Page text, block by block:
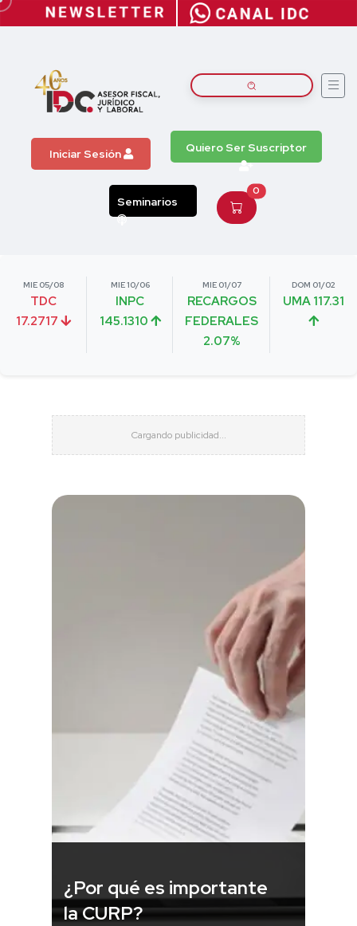
Iniciar Sesión Quiero Ser Suscriptor
Seminarios
0
MIE 05/08
TDC
17.2717
MIE 10/06
INPC
145.1310
MIE 01/07
RECARGOS
FEDERALES
2.07%
DOM 01/02
UMA 117.31
¿Por qué es importante
la CURP?